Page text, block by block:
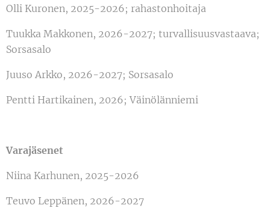
Olli Kuronen, 2025-2026; rahastonhoitaja
Tuukka Makkonen, 2026-2027; turvallisuusvastaava;
Sorsasalo
Juuso Arkko, 2026-2027; Sorsasalo
Pentti Hartikainen, 2026; Väinölänniemi
Varajäsenet
Niina Karhunen, 2025-2026
Teuvo Leppänen, 2026-2027